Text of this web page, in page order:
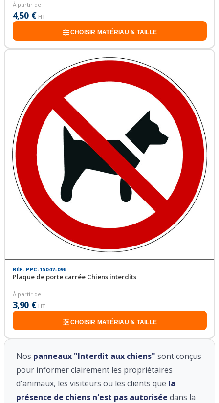
À partir de
4,50 € HT
CHOISIR MATÉRIAU & TAILLE
RÉF. PPC-15047-096
Plaque de porte carrée Chiens interdits
À partir de
3,90 € HT
CHOISIR MATÉRIAU & TAILLE
Nos panneaux "Interdit aux chiens" sont conçus
pour informer clairement les propriétaires
d'animaux, les visiteurs ou les clients que la
présence de chiens n'est pas autorisée dans la